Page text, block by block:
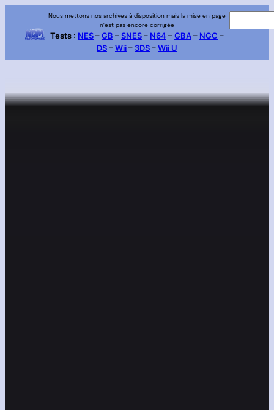
contenu
Nous mettons nos archives à disposition mais la mise en page
n’est pas encore corrigée
Tests : NES–GB –SNES– N64 –GBA– NGC –
DS–Wii– 3DS–Wii U
r